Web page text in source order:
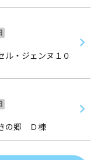
・ジェンヌ１０
の郷 Ｄ棟